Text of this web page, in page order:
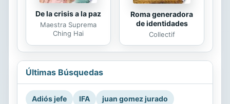
De la crisis a la paz
Maestra Suprema
Ching Hai
Roma generadora
de identidades
Collectif
Últimas Búsquedas
Adiós jefe IFA
juan gomez jurado